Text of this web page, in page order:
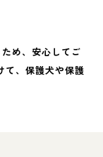
め、安心してご
て、保護犬や保護